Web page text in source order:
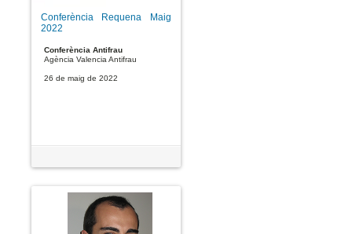
Conferència Requena Maig
2022
Conferència Antifrau
Agència Valencia Antifrau
26 de maig de 2022